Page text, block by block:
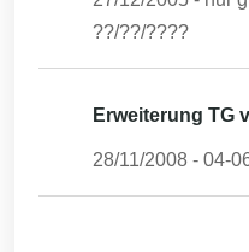
??/??/????
Erweiterung TG
28/11/2008 - 04-